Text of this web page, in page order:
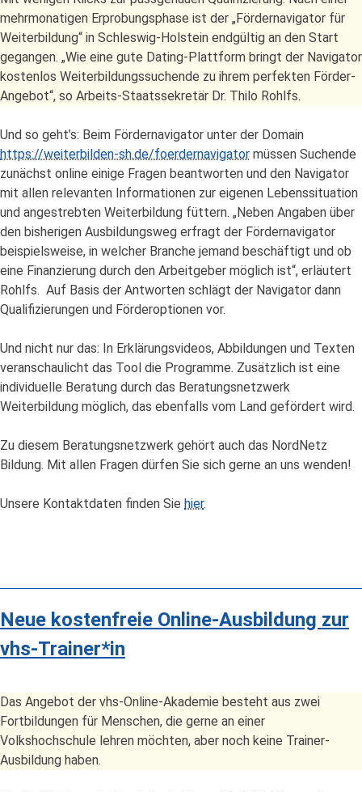
mehrmonatigen Erprobungsphase ist der „Fördernavigator für
Weiterbildung“ in Schleswig-Holstein endgültig an den Start
gegangen. „Wie eine gute Dating-Plattform bringt der Navigator
kostenlos Weiterbildungssuchende zu ihrem perfekten Förder-
Angebot“, so Arbeits-Staatssekretär Dr. Thilo Rohlfs.
Und so geht’s: Beim Fördernavigator unter der Domain
https://weiterbilden-sh.de/foerdernavigator müssen Suchende
zunächst online einige Fragen beantworten und den Navigator
mit allen relevanten Informationen zur eigenen Lebenssituation
und angestrebten Weiterbildung füttern. „Neben Angaben über
den bisherigen Ausbildungsweg erfragt der Fördernavigator
beispielsweise, in welcher Branche jemand beschäftigt und ob
eine Finanzierung durch den Arbeitgeber möglich ist“, erläutert
Rohlfs. Auf Basis der Antworten schlägt der Navigator dann
Qualifizierungen und Förderoptionen vor.
Und nicht nur das: In Erklärungsvideos, Abbildungen und Texten
veranschaulicht das Tool die Programme. Zusätzlich ist eine
individuelle Beratung durch das Beratungsnetzwerk
Weiterbildung möglich, das ebenfalls vom Land gefördert wird.
Zu diesem Beratungsnetzwerk gehört auch das NordNetz
Bildung. Mit allen Fragen dürfen Sie sich gerne an uns wenden!
Unsere Kontaktdaten finden Sie hier.
Neue kostenfreie Online-Ausbildung zur
vhs-Trainer*in
Das Angebot der vhs-Online-Akademie besteht aus zwei
Fortbildungen für Menschen, die gerne an einer
Volkshochschule lehren möchten, aber noch keine Trainer-
Ausbildung haben.